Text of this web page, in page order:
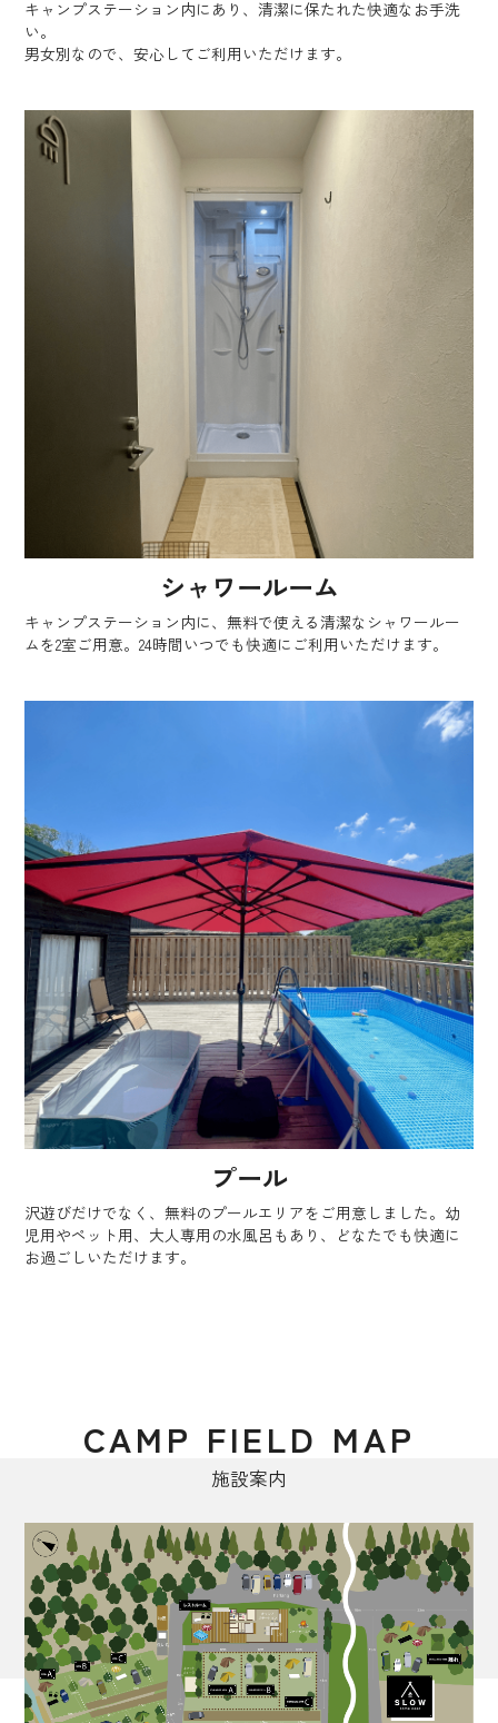
キャンプステーション内にあり、清潔に保たれた快適なお手洗
い。
男女別なので、安心してご利用いただけます。
シャワールーム
キャンプステーション内に、無料で使える清潔なシャワールー
ムを2室ご用意。24時間いつでも快適にご利用いただけます。
プール
沢遊びだけでなく、無料のプールエリアをご用意しました。幼
児用やペット用、大人専用の水風呂もあり、どなたでも快適に
お過ごしいただけます。
CAMP FIELD MAP
施設案内